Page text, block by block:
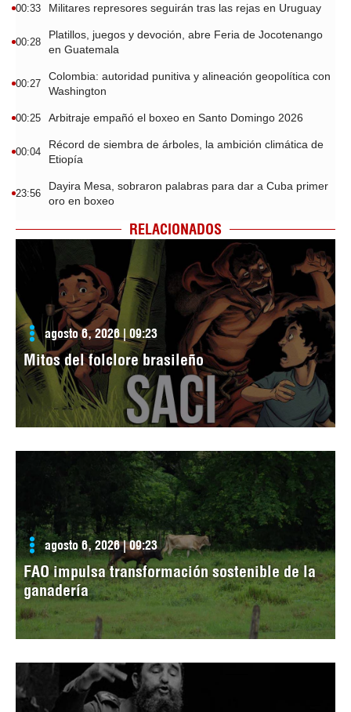
00:33 Militares represores seguirán tras las rejas en Uruguay
00:28
Platillos, juegos y devoción, abre Feria de Jocotenango
en Guatemala
00:27
Colombia: autoridad punitiva y alineación geopolítica con
Washington
00:25 Arbitraje empañó el boxeo en Santo Domingo 2026
00:04
Récord de siembra de árboles, la ambición climática de
Etiopía
23:56
Dayira Mesa, sobraron palabras para dar a Cuba primer
oro en boxeo
RELACIONADOS
agosto 6, 2026 | 09:23
Mitos del folclore brasileño
agosto 6, 2026 | 09:23
FAO impulsa transformación sostenible de la
ganadería